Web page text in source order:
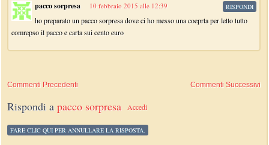
pacco sorpresa 10 febbraio 2015 alle 12:39
ho preparato un pacco sorpresa dove ci ho messo una coeprta per letto tutto
comrepso il pacco e carta sui cento euro
RISPONDI
Commenti Precedenti Commenti Successivi
Rispondi apacco sorpresa Accedi
FARE CLIC QUI PER ANNULLARE LA RISPOSTA.